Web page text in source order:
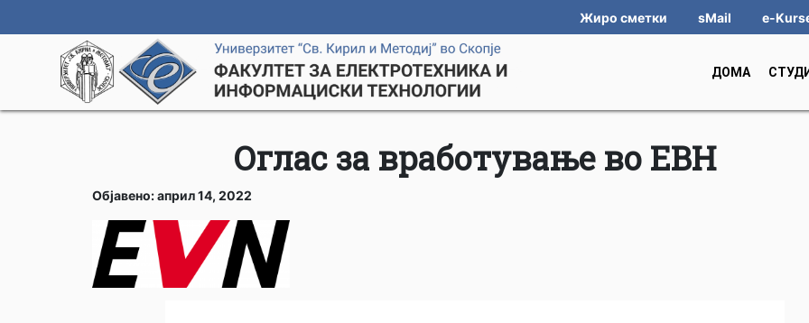
Жиро сметки sMail e-
ДОМА
Оглас за вработување во EВН
Објавено: април 14, 2022